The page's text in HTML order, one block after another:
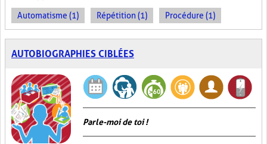
Automatisme (1) Répétition (1) Procédure (1)
AUTOBIOGRAPHIES CIBLÉES
Parle-moi de toi !